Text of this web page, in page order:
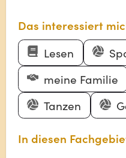
Das interessiert
Lesen
meine Familie
Tanzen
In diesen